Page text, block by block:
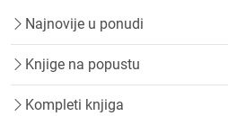
Najnovije u ponudi
Knjige na popustu
Kompleti knjiga